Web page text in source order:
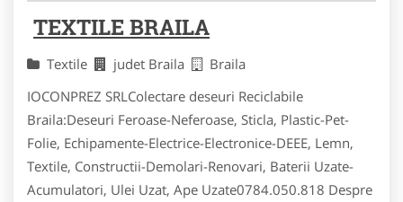
TEXTILE BRAILA
Textile judet Braila
Braila
IOCONPREZ SRLColectare deseuri Reciclabile
Braila:Deseuri Feroase-Neferoase, Sticla, Plastic-Pet-
Folie, Echipamente-Electrice-Electronice-DEEE, Lemn,
Textile, Constructii-Demolari-Renovari, Baterii Uzate-
Acumulatori, Ulei Uzat, Ape Uzate0784.050.818 Despre